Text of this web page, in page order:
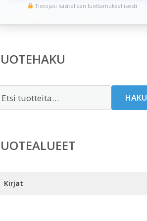
Tietojasi käsitellään luottamuksellisesti
HAKU
Kirjat